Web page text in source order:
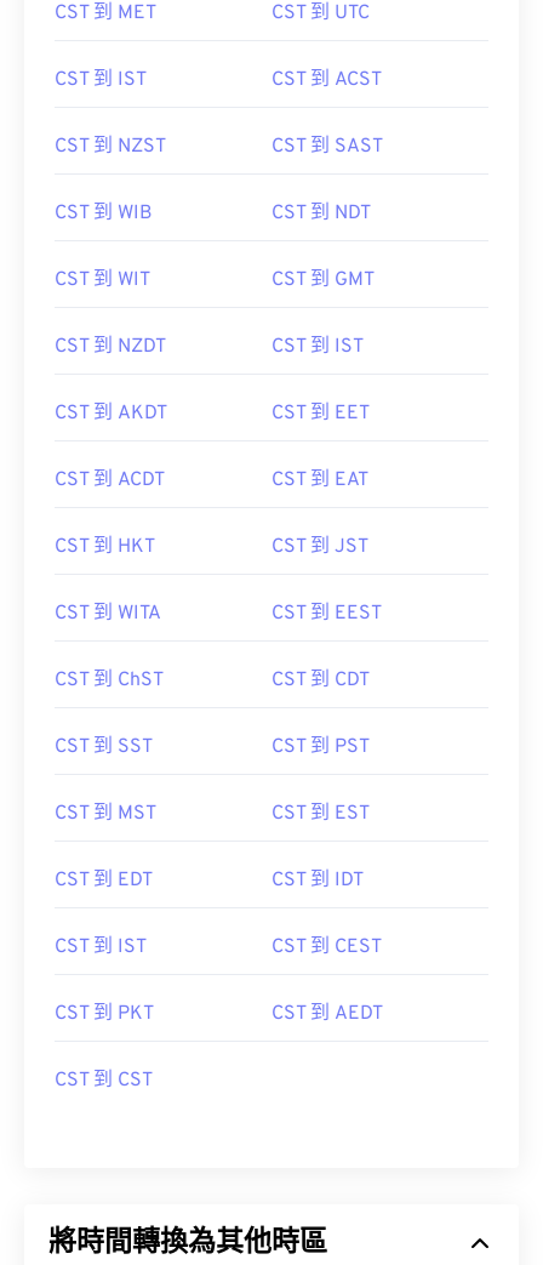
CST 到 MET CST 到 UTC
CST 到 IST CST 到 ACST
CST 到 NZST CST 到 SAST
CST 到 WIB CST 到 NDT
CST 到 WIT CST 到 GMT
CST 到 NZDT CST 到 IST
CST 到 AKDT CST 到 EET
CST 到 ACDT CST 到 EAT
CST 到 HKT CST 到 JST
CST 到 WITA CST 到 EEST
CST 到 ChST CST 到 CDT
CST 到 SST CST 到 PST
CST 到 MST CST 到 EST
CST 到 EDT CST 到 IDT
CST 到 IST CST 到 CEST
CST 到 PKT CST 到 AEDT
CST 到 CST
將時間轉換為其他時區